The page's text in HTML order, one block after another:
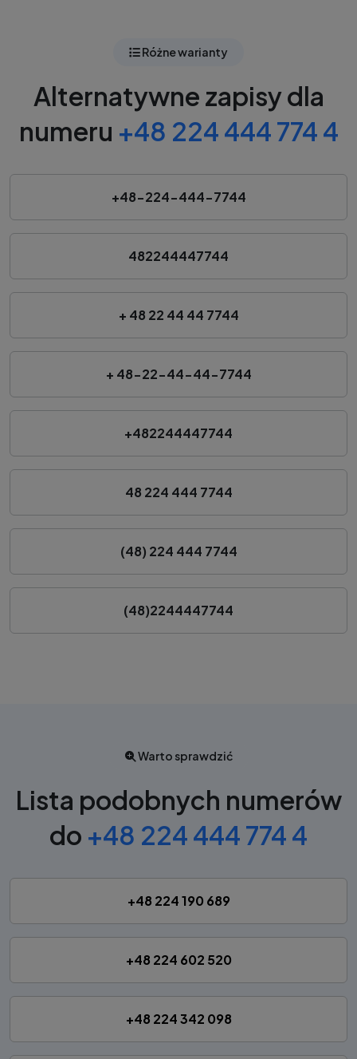
Różne warianty
Alternatywne zapisy dla
numeru +48 224 444 774 4
+48-224-444-7744
482244447744
+ 48 22 44 44 7744
+ 48-22-44-44-7744
+482244447744
48 224 444 7744
(48) 224 444 7744
(48)2244447744
Warto sprawdzić
Lista podobnych numerów
do +48 224 444 774 4
+48 224 190 689
+48 224 602 520
+48 224 342 098